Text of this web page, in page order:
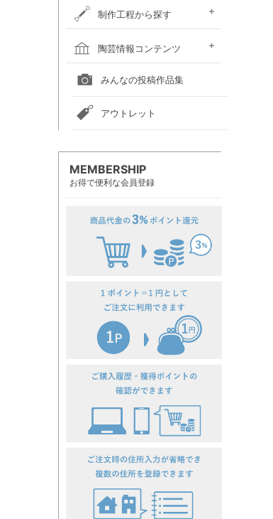
土瓶の作り方
蚊取り線香スタンド
化粧泥装飾技法
いろいろな装飾技法
鋳込み石こう型の手順
粘土に砂や石をブレンドしてみ
よう
カボチャの小物入れ
おばけカボチャのランプ
お雛様のつくり方
制作工程から探す
粘土を準備する
成形する
作品を乾燥させる
素焼をして作品を焼き締める
釉薬以外の化粧を施す
釉薬を掛ける
作品を本焼きする
焼成後の作品をメンテナンスす
る
陶芸窯をメンテナンスする
陶芸情報コンテンツ
全国の陶芸教室一覧
全国の美術館一覧
全国の画廊一覧
オンライン陶芸店一覧
みんなの投稿作品集
アウトレット
MEMBERSHIP
お得で便利な会員登録